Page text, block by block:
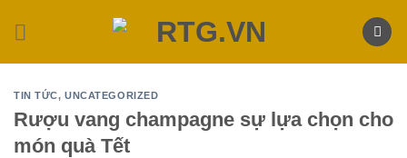
TIN TỨC,UNCATEGORIZED
Rượu vang champagne sự lựa chọn cho
món quà Tết